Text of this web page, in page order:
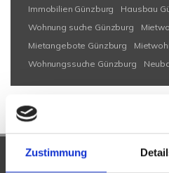
Zustimmung
Immobilien Günzburg
Hausbau
Wohnung suche Günzburg
Mietangebote Günzburg
Wohnungssuche Günzburg
UNSERE